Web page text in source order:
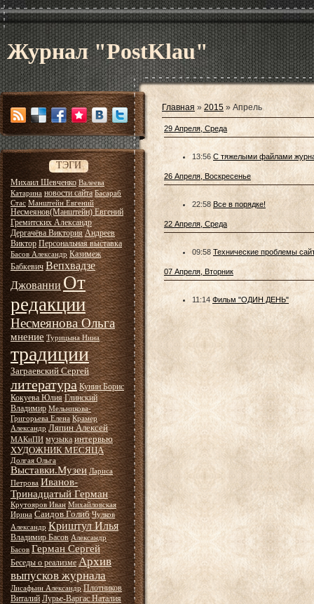
Журнал "PostKlau"
ТЭГИ
Михаил Шевченко Валеева
Катарина новости сайта Басараб
Стас Манштейн Евгений
Несмеянов(Манштейн) Евгений
Гремитских Александр
Дергачёва Виктория Андреев
Виктор Персональная выставка
Басов Александр Казимеж
Бабкевич Вепхвадзе
Джованни От
редакции
Несмеянова Ольга
мнение Турицына Нина
традиции
Заграевский Сергей
литература Кунин Борис
Кокуева Юлия Глинский
Владимир Мельникова-
Григорьева Елена Крамер
Александр Ляпин Алексей
МАКиПИ музыка интервью
ХУДОЖНИК МЕСЯЦА
Долгая Ольга
Выставки.Музеи Лариса
Петрова Иванов-
Тринадцатый Герман
Крутояров Иван Михайловская
Ирина Саидов Голиб Чулков
Александр Криштул Илья
Владимир Басов Александр
Басов Герман Сергей
Беседы о реализме Архив
выпусков журнала
Лисафьин Александр Плотников
Виталий Лурье-Варгас Наталия
Главная » 2015 » Апрель
29 Апреля, Среда
13:56 С тяжелыми файлами
26 Апреля, Воскресенье
22:58 Все в порядке!
22 Апреля, Среда
09:58 Технические проблемы
07 Апреля, Вторник
11:14 Фильм "ОДИН ДЕНЬ"